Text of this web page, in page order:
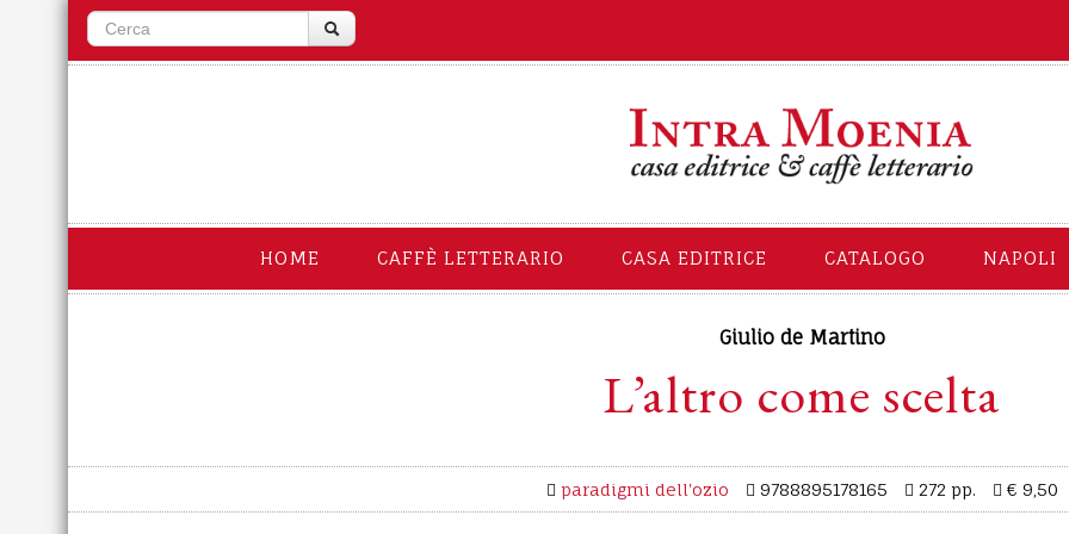
HOME CAFFÈ LETTERARIO CASA EDITRICE CATALOGO NAPOLI
Giulio de Martino
L’altro come scelta
paradigmi dell'ozio 9788895178165 272 pp. € 9,50